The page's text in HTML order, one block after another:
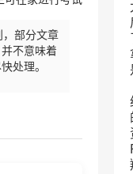
部分文章
不意味着
处理。